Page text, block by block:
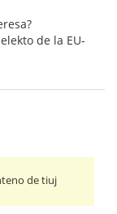
de la EU-
de tiuj